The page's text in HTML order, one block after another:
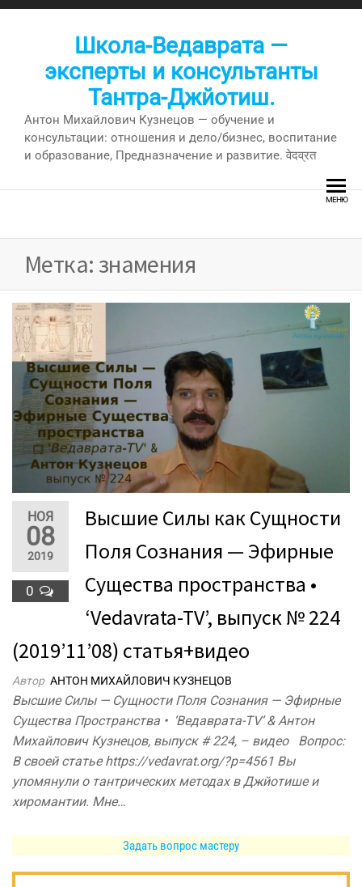
Перейти
Школа-Ведаврата —
эксперты и консультанты
Тантра-Джйотиш.
Антон Михайлович Кузнецов — обучение и
консультации: отношения и дело/бизнес, воспитание
и образование, Предназначение и развитие. वेदव्रत
МЕНЮ
Метка: знамения
НОЯ
08
2019
0
Высшие Силы как Сущности
Поля Сознания — Эфирные
Существа пространства •
‘Vedavrata-TV’, выпуск № 224
(2019’11’08) статья+видео
Автор АНТОН МИХАЙЛОВИЧ КУЗНЕЦОВ
Высшие Силы — Сущности Поля Сознания — Эфирные
Существа Пространства • ‘Ведаврата-TV’ & Антон
Михайлович Кузнецов, выпуск # 224, – видео Вопрос:
В своей статье https://vedavrat.org/?p=4561 Вы
упомянули о тантрических методах в Джйотише и
хиромантии. Мне…
Задать вопрос мастеру